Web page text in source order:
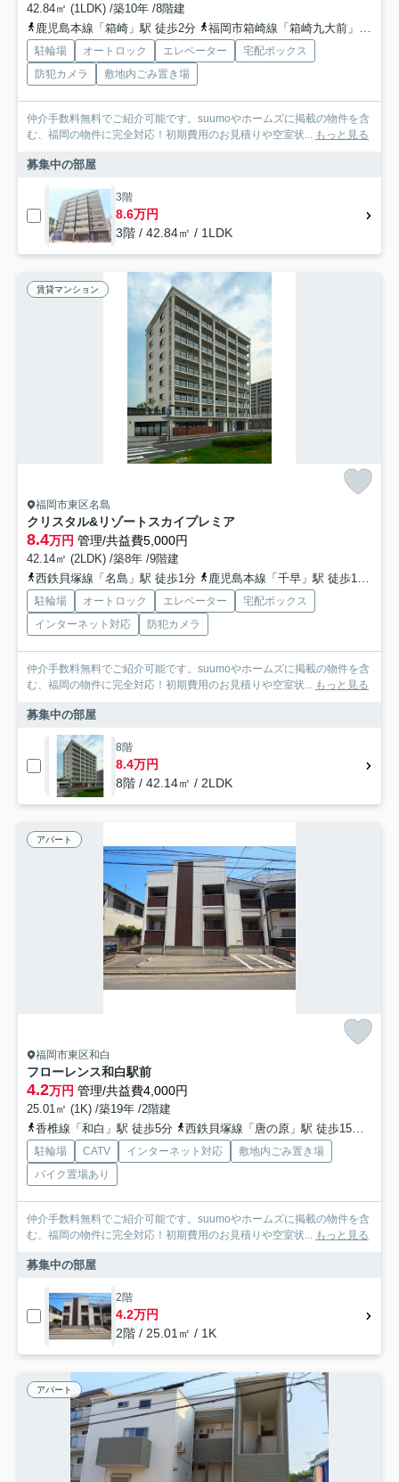
42.84㎡ (1LDK) /築10年 /8階建
鹿児島本線「箱崎」駅 徒歩2分
福岡市箱崎線「箱崎九大前」駅 徒歩10分
駐輪場 オートロック エレベーター
宅配ボックス
防犯カメラ
敷地内ごみ置き場
仲介手数料無料でご紹介可能です。suumoやホームズに掲載の物件を含
む、福岡の物件に完全対応！初期費用のお見積りや空室状... もっと見る
募集中の部屋
3階
8.6万円
3階 / 42.84㎡ / 1LDK
賃貸マンション
福岡市東区名島
クリスタル&リゾートスカイプレミア
8.4万円 管理/共益費5,000円
42.14㎡ (2LDK) /築8年 /9階建
西鉄貝塚線「名島」駅 徒歩1分
鹿児島本線「千早」駅 徒歩14分
駐輪場 オートロック エレベーター
宅配ボックス
インターネット対応
防犯カメラ
仲介手数料無料でご紹介可能です。suumoやホームズに掲載の物件を含
む、福岡の物件に完全対応！初期費用のお見積りや空室状... もっと見る
募集中の部屋
8階
8.4万円
8階 / 42.14㎡ / 2LDK
アパート
福岡市東区和白
フローレンス和白駅前
4.2万円 管理/共益費4,000円
25.01㎡ (1K) /築19年 /2階建
香椎線「和白」駅 徒歩5分
西鉄貝塚線「唐の原」駅 徒歩15分
駐輪場 CATV インターネット対応
敷地内ごみ置き場
バイク置場あり
仲介手数料無料でご紹介可能です。suumoやホームズに掲載の物件を含
む、福岡の物件に完全対応！初期費用のお見積りや空室状... もっと見る
募集中の部屋
2階
4.2万円
2階 / 25.01㎡ / 1K
アパート